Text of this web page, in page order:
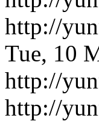
http://
Tue, 10
http://
http://